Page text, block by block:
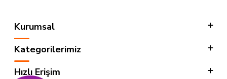
Kurumsal
Kategorilerimiz
Hızlı Erişim